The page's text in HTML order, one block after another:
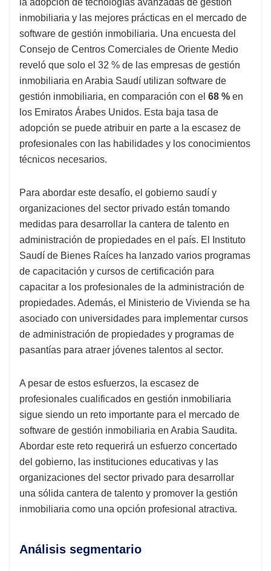
la adopción de tecnologías avanzadas de gestión
inmobiliaria y las mejores prácticas en el mercado de
software de gestión inmobiliaria. Una encuesta del
Consejo de Centros Comerciales de Oriente Medio
reveló que solo el 32 % de las empresas de gestión
inmobiliaria en Arabia Saudí utilizan software de
gestión inmobiliaria, en comparación con el 68 % en
los Emiratos Árabes Unidos. Esta baja tasa de
adopción se puede atribuir en parte a la escasez de
profesionales con las habilidades y los conocimientos
técnicos necesarios.
Para abordar este desafío, el gobierno saudí y
organizaciones del sector privado están tomando
medidas para desarrollar la cantera de talento en
administración de propiedades en el país. El Instituto
Saudí de Bienes Raíces ha lanzado varios programas
de capacitación y cursos de certificación para
capacitar a los profesionales de la administración de
propiedades. Además, el Ministerio de Vivienda se ha
asociado con universidades para implementar cursos
de administración de propiedades y programas de
pasantías para atraer jóvenes talentos al sector.
A pesar de estos esfuerzos, la escasez de
profesionales cualificados en gestión inmobiliaria
sigue siendo un reto importante para el mercado de
software de gestión inmobiliaria en Arabia Saudita.
Abordar este reto requerirá un esfuerzo concertado
del gobierno, las instituciones educativas y las
organizaciones del sector privado para desarrollar
una sólida cantera de talento y promover la gestión
inmobiliaria como una opción profesional atractiva.
Análisis segmentario